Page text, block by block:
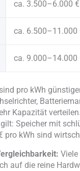
ca. 3.500–6.000 €
ca. 6.500–11.000
ca. 9.000–14.000
pro kWh
Kapazität
Speicher mit
pro kWh sind
auf die reine